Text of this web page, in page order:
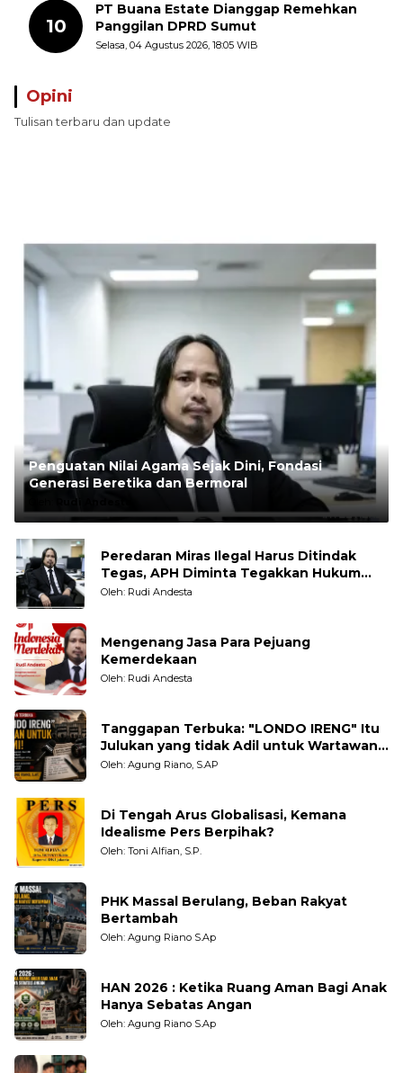
10
PT Buana Estate Dianggap Remehkan
Panggilan DPRD Sumut
Selasa, 04 Agustus 2026, 18:05 WIB
Opini
Tulisan terbaru dan update
Penguatan Nilai Agama Sejak Dini, Fondasi
Generasi Beretika dan Bermoral
Rudi Andesta
Peredaran Miras Ilegal Harus Ditindak
Tegas, APH Diminta Tegakkan Hukum
Tanpa Pandang Bulu
Oleh: Rudi Andesta
Mengenang Jasa Para Pejuang
Kemerdekaan
Oleh: Rudi Andesta
Tanggapan Terbuka: "LONDO IRENG" Itu
Julukan yang tidak Adil untuk Wartawan,
Pengamat dan LSM
Oleh: Agung Riano, S.AP
Di Tengah Arus Globalisasi, Kemana
Idealisme Pers Berpihak?
Oleh: Toni Alfian, S.P.
PHK Massal Berulang, Beban Rakyat
Bertambah
Oleh: Agung Riano S.Ap
HAN 2026 : Ketika Ruang Aman Bagi Anak
Hanya Sebatas Angan
Oleh: Agung Riano S.Ap